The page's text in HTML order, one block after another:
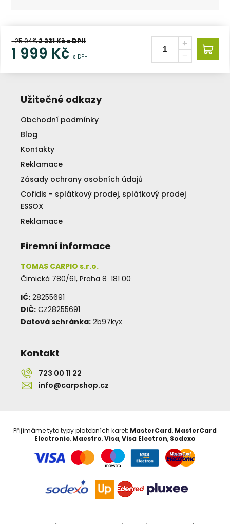
-25.94%2 231Kč s DPH
1 999 Kč s DPH
Užitečné odkazy
Obchodní podmínky
Blog
Kontakty
Reklamace
Zásady ochrany osobních údajů
Cofidis - splátkový prodej, splátkový prodej
ESSOX
Reklamace
Firemní informace
TOMAS CARPIO s.r.o.
Čimická 780/61, Praha 8 181 00
IČ: 28255691
DIČ: CZ28255691
Datová schránka: 2b97kyx
Kontakt
723 00 11 22
info@carpshop.cz
Přijímáme tyto typy platebních karet: MasterCard, MasterCard
Electronic, Maestro,Visa,Visa Electron, Sodexo